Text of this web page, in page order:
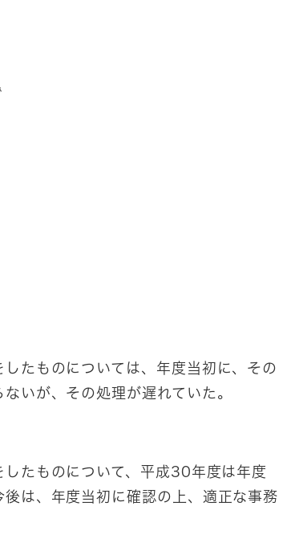
たものについては、年度当初に、その
いが、その処理が遅れていた。
たものについて、平成30年度は年度
は、年度当初に確認の上、適正な事務